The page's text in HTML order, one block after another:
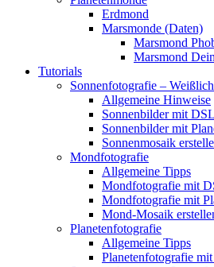
Erdmond
Marsmonde (Daten)
Marsmond
Marsmond
Tutorials
Sonnenfotografie –
Allgemeine Hinweise
Sonnenbilder mit
Sonnenbilder mit
Sonnenmosaik
Mondfotografie
Allgemeine Tipps
Mondfotografie mit
Mondfotografie mit
Mond-Mosaik
Planetenfotografie
Allgemeine Tipps
Planetenfotografie